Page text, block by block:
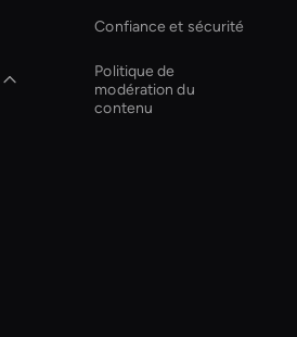
Confiance et sécurité
Politique de
modération du
contenu